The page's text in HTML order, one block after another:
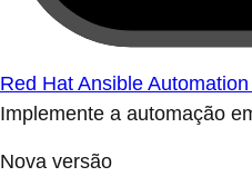
Red Hat Ansible
Implemente a automação
Nova versão